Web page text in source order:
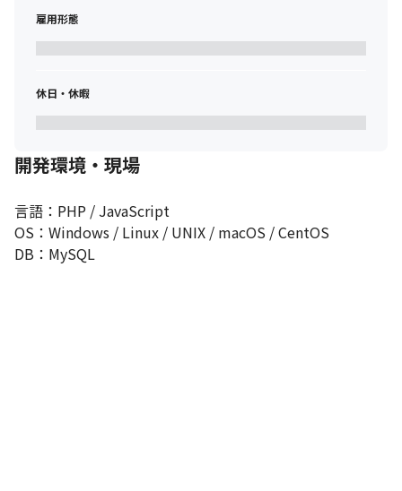
雇用形態
休日・休暇
開発環境・現場
言語：PHP / JavaScript
OS：Windows / Linux / UNIX / macOS / CentOS
DB：MySQL